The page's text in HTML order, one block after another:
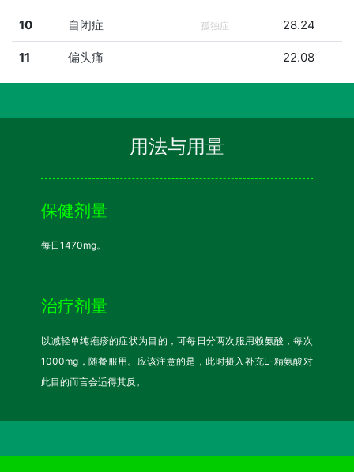
10 自闭症 孤独症 28.24
11 偏头痛 22.08
用法与用量
保健剂量
每日1470mg。
治疗剂量
以减轻单纯疱疹的症状为目的，可每日分两次服用赖氨酸，每次
1000mg，随餐服用。应该注意的是，此时摄入补充L-精氨酸对
此目的而言会适得其反。